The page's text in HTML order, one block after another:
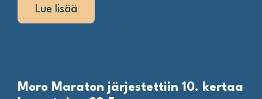
Lue lisää
Moro Maraton järjestettiin 10. kertaa